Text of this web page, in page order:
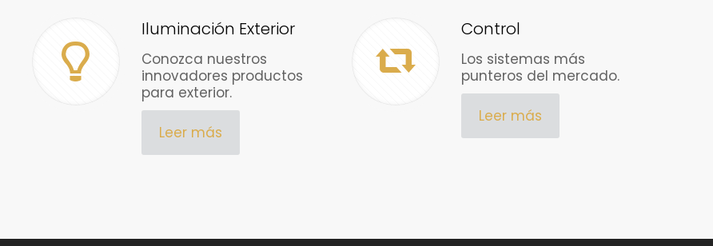
Iluminación Exterior
Conozca nuestros
innovadores productos
para exterior.
Leer más
Control
Los sistemas más
punteros del mercado.
Leer más